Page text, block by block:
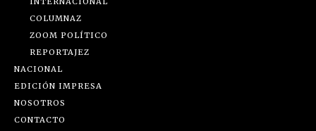
COLUMNAZ
ZOOM POLÍTICO
REPORTAJEZ
NACIONAL
EDICIÓN IMPRESA
NOSOTROS
CONTACTO